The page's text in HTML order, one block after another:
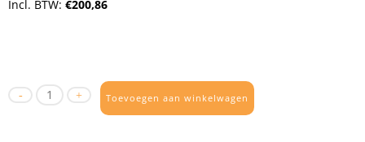
Incl. BTW: €200,86
Toevoegen aan winkelwagen